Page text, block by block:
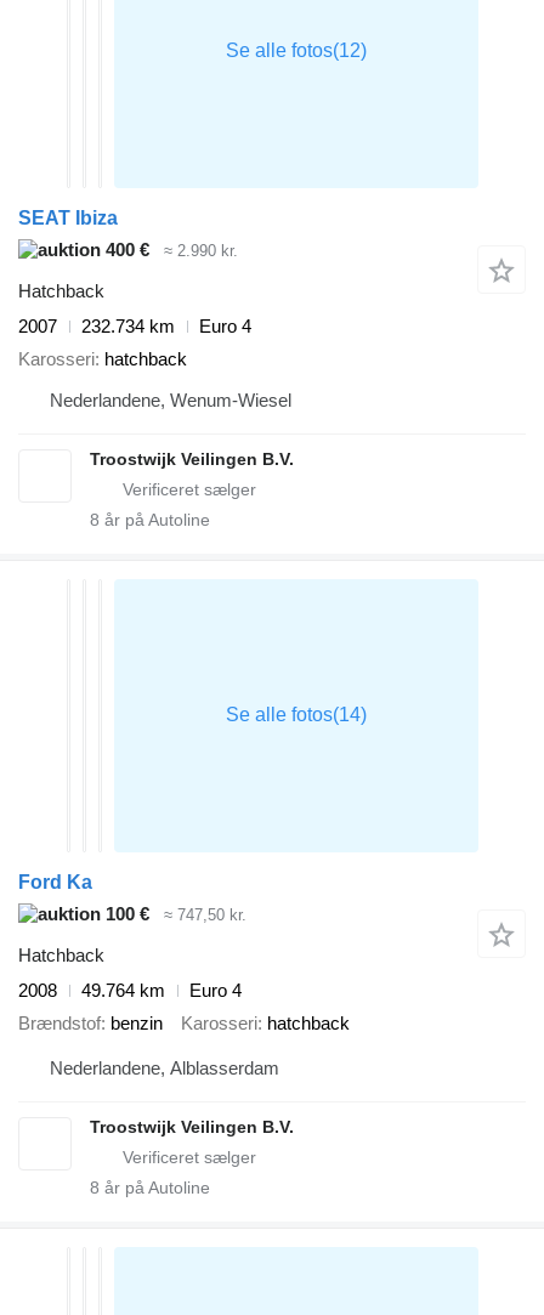
SEAT Ibiza
400 €
≈ 2.990 kr.
Hatchback
2007
232.734 km
Euro 4
Karosseri hatchback
Nederlandene, Wenum-Wiesel
Troostwijk Veilingen B.V.
8 år på Autoline
Ford Ka
100 €
≈ 747,50 kr.
Hatchback
2008
49.764 km
Euro 4
Brændstof benzin Karosseri hatchback
Nederlandene, Alblasserdam
Troostwijk Veilingen B.V.
8 år på Autoline